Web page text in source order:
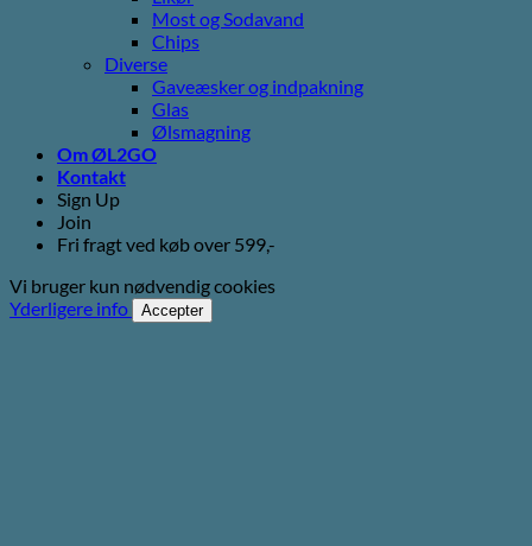
Most og Sodavand
Chips
Diverse
Gaveæsker og indpakning
Glas
Ølsmagning
Om ØL2GO
Kontakt
Sign Up
Join
Fri fragt ved køb over 599,-
Vi bruger kun nødvendig cookies
Yderligere info
Accepter